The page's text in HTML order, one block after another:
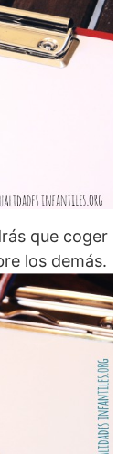
que coger
los demás.